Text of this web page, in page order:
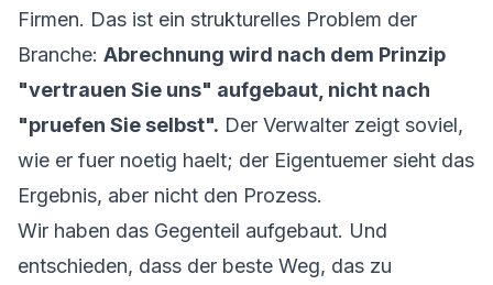
Firmen. Das ist ein strukturelles Problem der
Branche: Abrechnung wird nach dem Prinzip
"vertrauen Sie uns" aufgebaut, nicht nach
"pruefen Sie selbst". Der Verwalter zeigt soviel,
wie er fuer noetig haelt; der Eigentuemer sieht das
Ergebnis, aber nicht den Prozess.
Wir haben das Gegenteil aufgebaut. Und
entschieden, dass der beste Weg, das zu